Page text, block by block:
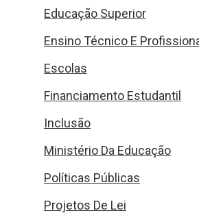
Educação Superior
Ensino Técnico E
Escolas
Financiamento Estudantil
Inclusão
Ministério Da Educação
Políticas Públicas
Projetos De Lei